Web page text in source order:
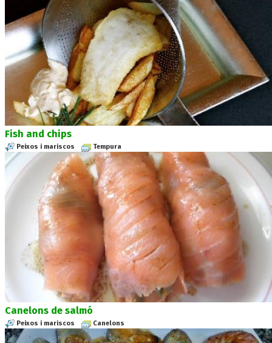
Fish and chips
Peixos i mariscos Tempura
Canelons de salmó
Peixos i mariscos Canelons